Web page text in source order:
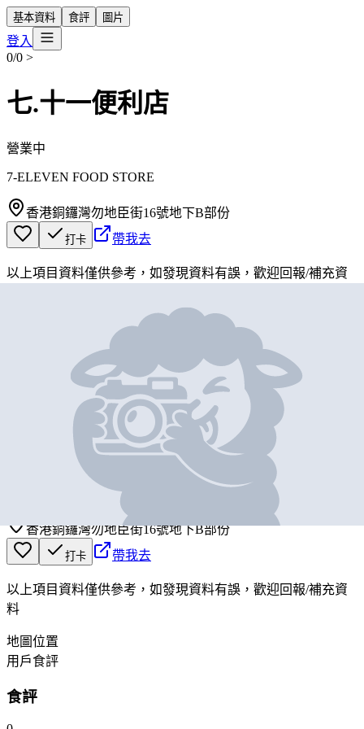
基本資料 食評 圖片
登入
0/0 >
七.十一便利店
營業中
7-ELEVEN FOOD STORE
香港銅鑼灣勿地臣街16號地下B部份
打卡 帶我去
以上項目資料僅供參考，如發現資料有誤，歡迎回報/補充資
七.十一便利店
7-ELEVEN FOOD STORE
香港銅鑼灣勿地臣街16號地下B部份
打卡 帶我去
以上項目資料僅供參考，如發現資料有誤，歡迎回報/補充資
料
地圖位置
用戶食評
食評